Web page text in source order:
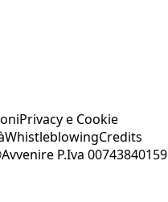
Privacy e Cookie
WhistleblowingCredits
P.Iva 00743840159